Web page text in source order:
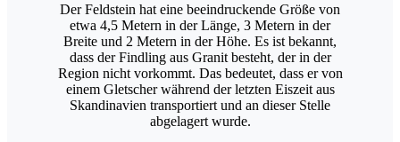
Der Feldstein hat eine beeindruckende Größe von
etwa 4,5 Metern in der Länge, 3 Metern in der
Breite und 2 Metern in der Höhe. Es ist bekannt,
dass der Findling aus Granit besteht, der in der
Region nicht vorkommt. Das bedeutet, dass er von
einem Gletscher während der letzten Eiszeit aus
Skandinavien transportiert und an dieser Stelle
abgelagert wurde.